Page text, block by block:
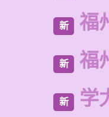
新 福
新 福
新 学